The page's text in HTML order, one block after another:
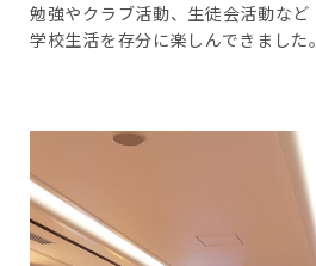
勉強やクラブ活動、生徒会活動など
学校生活を存分に楽しんできました。